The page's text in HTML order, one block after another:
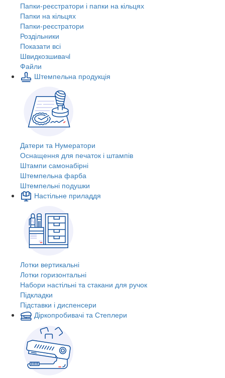
Папки-реєстратори і папки на кільцях
Папки на кільцях
Папки-реєстратори
Роздільники
Показати всі
Швидкозшивачi
Файли
Штемпельна продукція
Датери та Нумератори
Оснащення для печаток і штампів
Штампи самонабірні
Штемпельна фарба
Штемпельні подушки
Настільне приладдя
Лотки вертикальні
Лотки горизонтальні
Набори настільні та стакани для ручок
Підкладки
Підставки і диспенсери
Діркопробивачі та Степлери